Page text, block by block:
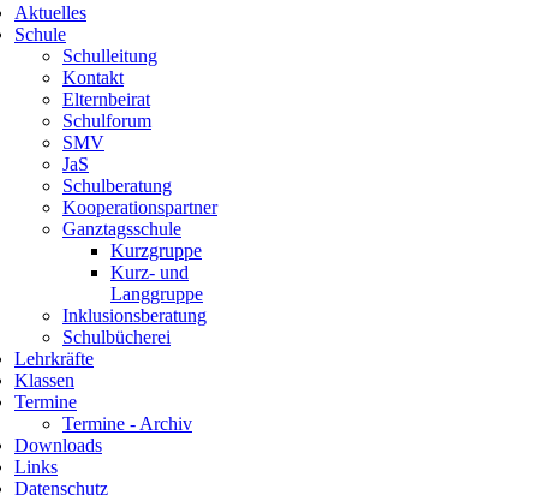
Aktuelles
Schule
Schulleitung
Kontakt
Elternbeirat
Schulforum
SMV
JaS
Schulberatung
Kooperationspartner
Ganztagsschule
Kurzgruppe
Kurz- und
Langgruppe
Inklusionsberatung
Schulbücherei
Lehrkräfte
Klassen
Termine
Termine - Archiv
Downloads
Links
Datenschutz